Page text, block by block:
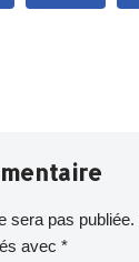
sera pas publiée.
avec *